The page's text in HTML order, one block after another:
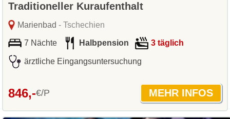
Traditioneller Kuraufenthalt
Marienbad - Tschechien
7 Nächte Halbpension 3 täglich
ärztliche Eingangsuntersuchung
846,-€/P